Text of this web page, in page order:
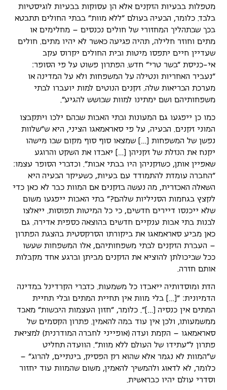
מטפלות בבעיות הזקנים אלא הן עסוקות בבעיות לוגיסטיות
בלבד. כלומר, הבעיה בעולם "ללא מוות" בבתי החולים תתבטא
בכך שבתהליך המחזורי של חולים נכנסים – מחלימים או
מתים וחוזר חלילה, תהיה פגיעה כאשר לא יהיו מתים. חולים
שעדיין חיים יתפסו מיטות ובית החולים יקרוס עקב
אי-כניסת "בשר טרי" חדש. הפתרון פשוט על פי הסופר:
"נעביר האחריות ונטילה על המשפחות ולא על המדינה או
מערכת הבריאות שלה. זקנים הנוטים למות יועברו לבתי
משפחותיהם ושם ימתינו למוות שבושש להגיע".
כמו כן ייפגעו גם המעונות ובתי האבות שבהם ילכו ויתקבצו
המוני זקנים. הבעיה, על פי סאראמאגו הציני, היא ש"שלוות
נפשן של המשפחות […] שמצאו סוף סוף מקום שבו מישהו
יקנח את הנזלת של זקניהן […] יאבדו את השקט והרוגע
שאפיין אותן, כשזקניהן היו בבתי אבות". וכדברי הסופר עצמו:
"החברה עומדת להתמודד עם בעיות, כשעיקר הבעיה היא
השאלה האכזרית, מה נעשה בזקנים אם המוות כבר לא כאן כדי
לקצץ בגחמות הסניליות שלהם?" בתי האבות ייפגעו משום
שלא ייכנסו דיירים חדשים, כי כל המיטות תפוסות. ייאלצו
לבנות בתי אבות ענקיים חדשים בהוצאה כספית אדירה. גם
כאן מביע סאראמאגו את ביקורתו הסרקסטית בהצגת הפתרון
– העברת הזקנים לבתי משפחותיהם, אלו המשפחות שעשו
ככל שביכולתן להוציא את הזקנים מביתן וברגע אחד מקבלות
אותם חזרה.
הדת ומוסדותיה ייאבדו כל משמעות. כדברי הקרדינל במדינה
הדמיונית: "[…] בלי מוות אין תחיית המתים ובלי תחיית
המתים אין כנסיה […]". כלומר, "חזון העצמות היבשות" מאבד
ממשמעותו, ולכן אין עוד במה להאמין. פתרון הקסמים של
סאראמאגו – הקמת ועדה (אופייני לחברה המודרנית) למציאת
פתרון ל"עתידו של העולם ללא מוות". הוועדה תחליט
ש"המוות לא נגמר אלא שהוא רק הפסיק, בינתיים, להרוג" –
כלומר, לא לדאוג ולהמשיך להאמין, משום שהמוות עוד יחזור
וסדרי עולם יהיו כבראשית.